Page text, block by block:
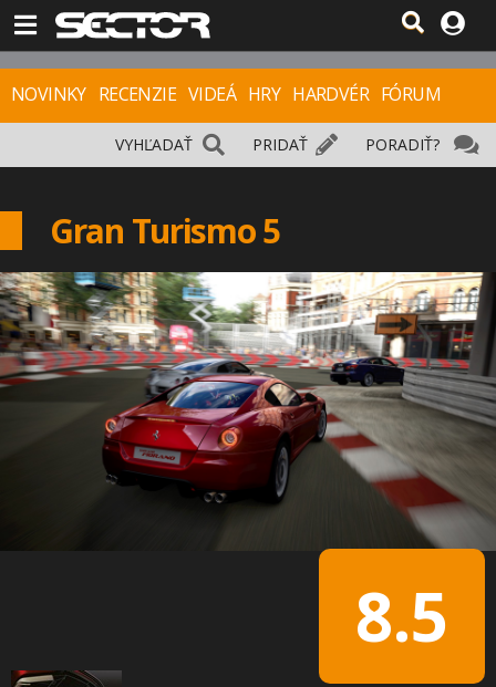
NOVINKY RECENZIE VIDEÁ HRY HARDVÉR FÓRUM
PORADIŤ?
PRIDAŤ
VYHĽADAŤ
Gran Turismo 5
8.5